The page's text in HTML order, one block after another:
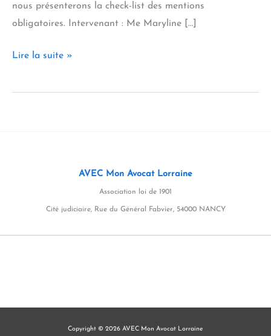
nous présenterons la check-list des mentions
obligatoires. Intervenant : Me Maryline […]
Relations
avez-
obligatoires
Lire la suite »
AVEC Mon Avocat Lorraine
Association loi de 1901
Cité judiciaire, Rue du Général Fabvier, 54000 NANCY
Copyright © 2026 AVEC Mon Avocat Lorraine